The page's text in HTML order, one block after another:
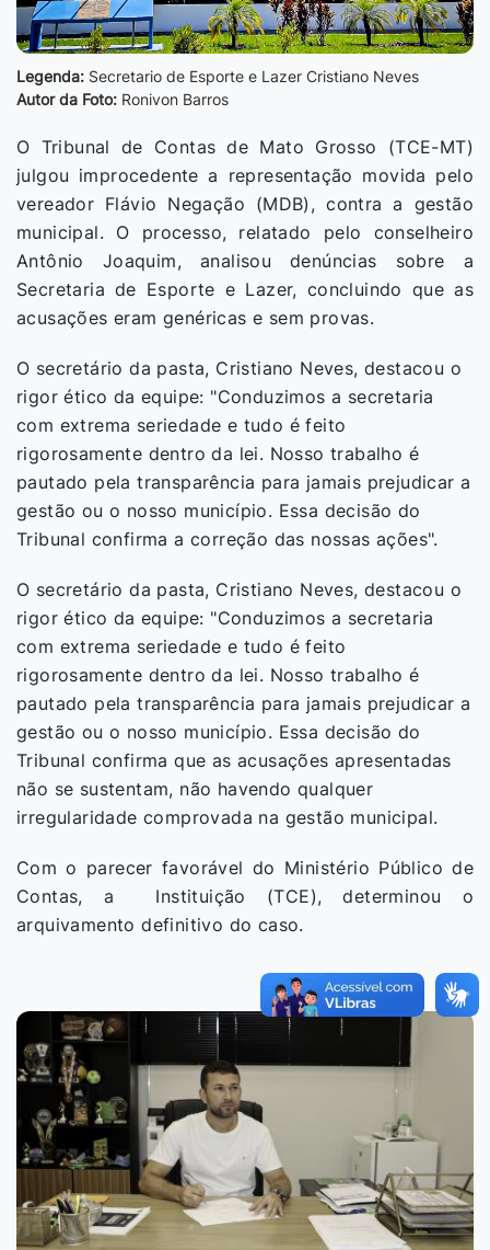
Legenda: Secretario de Esporte e Lazer Cristiano Neves
Autor da Foto: Ronivon Barros
O Tribunal de Contas de Mato Grosso (TCE-MT)
julgou improcedente a representação movida pelo
vereador Flávio Negação (MDB), contra a gestão
municipal. O processo, relatado pelo conselheiro
Antônio Joaquim, analisou denúncias sobre a
Secretaria de Esporte e Lazer, concluindo que as
acusações eram genéricas e sem provas.
O secretário da pasta, Cristiano Neves, destacou o
rigor ético da equipe: "Conduzimos a secretaria
com extrema seriedade e tudo é feito
rigorosamente dentro da lei. Nosso trabalho é
pautado pela transparência para jamais prejudicar a
gestão ou o nosso município. Essa decisão do
Tribunal confirma a correção das nossas ações".
O secretário da pasta, Cristiano Neves, destacou o
rigor ético da equipe: "Conduzimos a secretaria
com extrema seriedade e tudo é feito
rigorosamente dentro da lei. Nosso trabalho é
pautado pela transparência para jamais prejudicar a
gestão ou o nosso município. Essa decisão do
Tribunal confirma que as acusações apresentadas
não se sustentam, não havendo qualquer
irregularidade comprovada na gestão municipal.
Com o parecer favorável do Ministério Público de
Contas, a Instituição (TCE), determinou o
arquivamento definitivo do caso.